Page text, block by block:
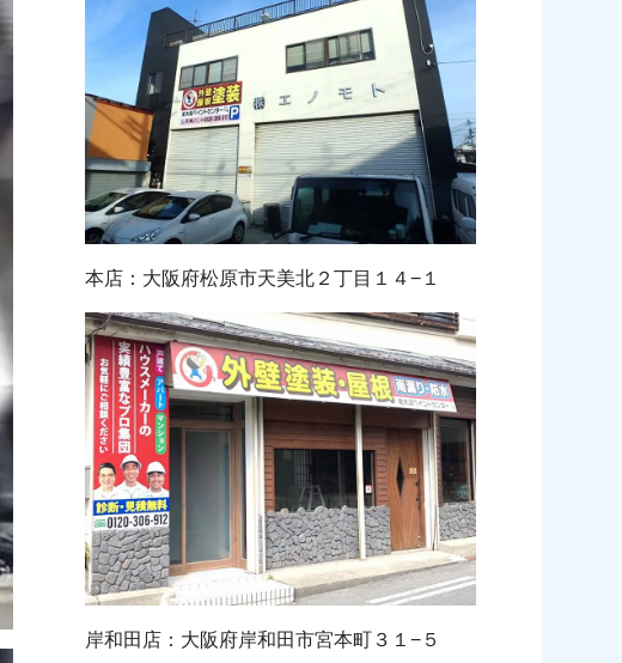
本店：大阪府松原市天美北２丁目１４−１
岸和田店：大阪府岸和田市宮本町３１−５